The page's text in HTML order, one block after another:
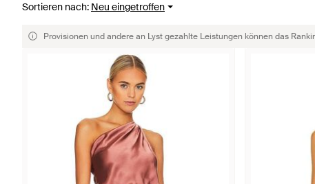
Sortieren nach: Neu eingetroffen
Provisionen und andere an Lyst gezahlte Leistungen können das